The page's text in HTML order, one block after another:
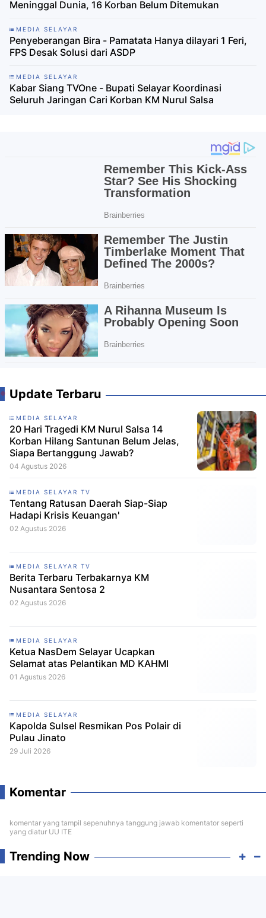
Meninggal Dunia, 16 Korban Belum Ditemukan
MEDIA SELAYAR
Penyeberangan Bira - Pamatata Hanya dilayari 1 Feri,
FPS Desak Solusi dari ASDP
MEDIA SELAYAR
Kabar Siang TVOne - Bupati Selayar Koordinasi
Seluruh Jaringan Cari Korban KM Nurul Salsa
Update Terbaru
MEDIA SELAYAR
20 Hari Tragedi KM Nurul Salsa 14
Korban Hilang Santunan Belum Jelas,
Siapa Bertanggung Jawab?
04 Agustus 2026
MEDIA SELAYAR TV
Tentang Ratusan Daerah Siap-Siap
Hadapi Krisis Keuangan'
02 Agustus 2026
MEDIA SELAYAR TV
Berita Terbaru Terbakarnya KM
Nusantara Sentosa 2
02 Agustus 2026
MEDIA SELAYAR
Ketua NasDem Selayar Ucapkan
Selamat atas Pelantikan MD KAHMI
01 Agustus 2026
MEDIA SELAYAR
Kapolda Sulsel Resmikan Pos Polair di
Pulau Jinato
29 Juli 2026
Komentar
komentar yang tampil sepenuhnya tanggung jawab komentator seperti
yang diatur UU ITE
Trending Now